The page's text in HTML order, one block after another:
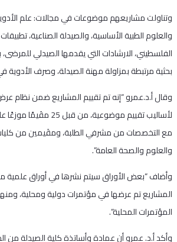
وتناولت مشاريعهم موضوعات في مجالات: علم
والعلوم الطبية الأساسية، والصيدلة الصناعية،
الفلسطيني، الارشادات التي يقدمها الصيدلي للمرضى،
بحثية مرتبطة بمزاولة مهنة الصيدلة، وصرف
وقال أ.د.عمرو “إنه تم تقييم المشاريع ضمن نظام
لأساليب تقييم موضوعية،
مع التخصصات من مشرفي الطلبة، ومقَيمين من
والعلوم والصحة العامة”.
وأضاف “بعض الأوراق سيتم نشرها في أوراق
المشاريع تم عرضها في مؤتمرات دولية ومحلية،
المؤتمرات المحلية”.
وأكد أ.د. عمرو أن عمادة وأساتذة كلية الصيدلة من